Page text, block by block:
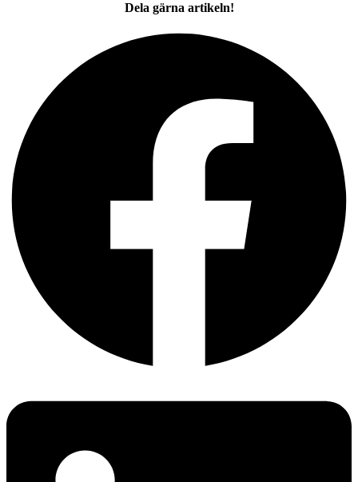
Dela gärna artikeln!